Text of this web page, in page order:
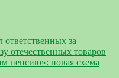
за
отечественных товаров
пенсию»: новая схема